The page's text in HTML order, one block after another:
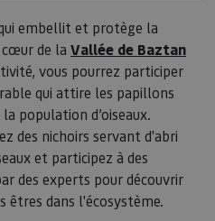
embellit et protège la
cœur de la Vallée de Baztan
vous pourrez participer
qui attire les papillons
population d’oiseaux.
des nichoirs servant d'abri
et participez à des
des experts pour découvrir
êtres dans l'écosystème.